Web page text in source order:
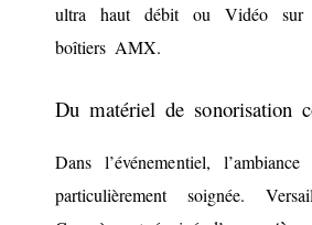
ultra haut débit ou Vidéo
boîtiers AMX.
Du matériel de sonorisation
Dans l’événementiel,
particulièrement soignée.